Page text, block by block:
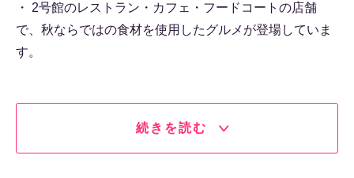
・ 2号館のレストラン・カフェ・フードコートの店舗
で、秋ならではの食材を使用したグルメが登場していま
す。
続きを読む